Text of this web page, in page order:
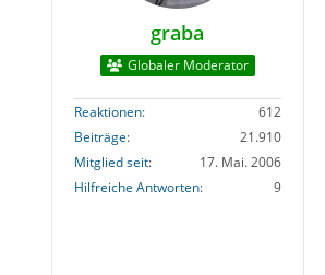
graba
Globaler Moderator
Reaktionen
612
Beiträge
21.910
Mitglied seit
17. Mai. 2006
Hilfreiche Antworten
9